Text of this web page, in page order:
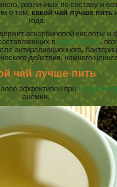
различных по составу и
о том,какой чай лучше пить
года.
аскорбиновой кислоты и
в красном чае,
антирадиационного,
действия, намного
чай лучше пить
эффективен присахарном
анемии.